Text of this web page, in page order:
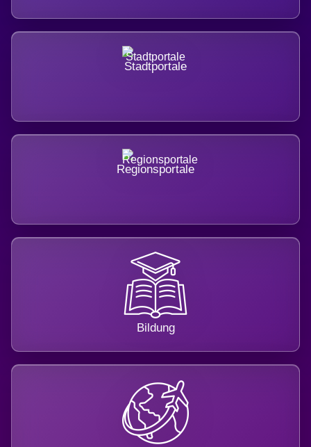
Stadtportale
Regionsportale
Bildung